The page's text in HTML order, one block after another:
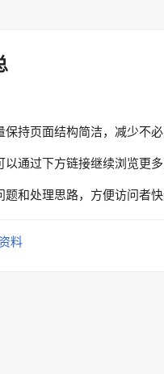
持页面结构简洁，减少不
通过下方链接继续浏览更多
和处理思路，方便访问者
料